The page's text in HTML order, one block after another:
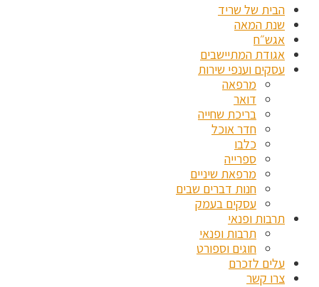
הבית של שריד
שנת המאה
אגש״ח
אגודת המתיישבים
עסקים וענפי שירות
מרפאה
דואר
בריכת שחייה
חדר אוכל
כלבו
ספרייה
מרפאת שיניים
חנות דברים שבים
עסקים בעמק
תרבות ופנאי
תרבות ופנאי
חוגים וספורט
עלים לזכרם
צרו קשר